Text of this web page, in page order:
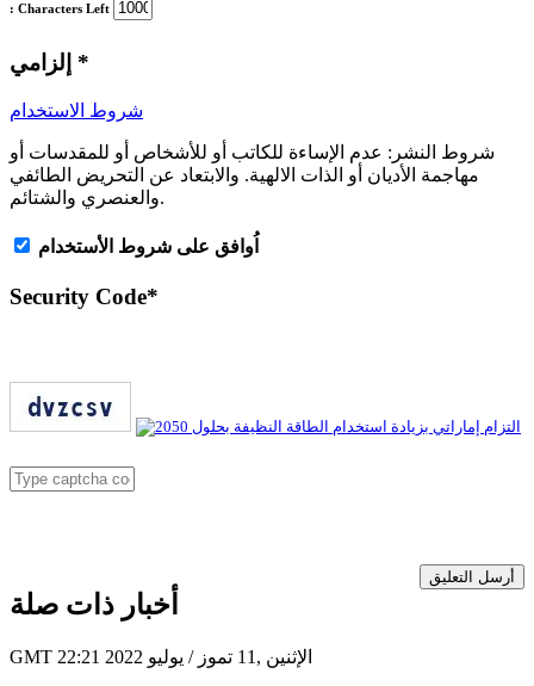
: Characters Left
*
شروط الاستخدام
شروط النشر: عدم الإساءة للكاتب أو للأشخاص أو للمقدسات أو
مهاجمة الأديان أو الذات الالهية. والابتعاد عن التحريض الطائفي
والعنصري والشتائم.
اُوافق على شروط الأستخدام
Security Code*
أرسل التعليق
أخبار ذات صلة
GMT 22:21 2022 الإثنين ,11 تموز / يوليو